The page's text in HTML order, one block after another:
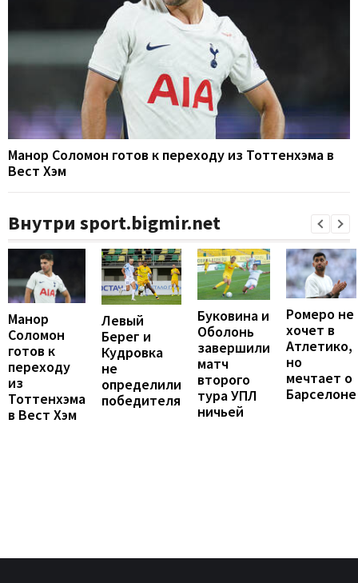
Манор Соломон готов к переходу из Тоттенхэма в
Вест Хэм
Внутри sport.bigmir.net
Манор
Соломон
готов к
переходу
из
Тоттенхэма
в Вест Хэм
Левый
Берег и
Кудровка
не
определили
победителя
Буковина и
Оболонь
завершили
матч
второго
тура УПЛ
ничьей
Ромеро не
хочет в
Атлетико,
но
мечтает о
Барселоне